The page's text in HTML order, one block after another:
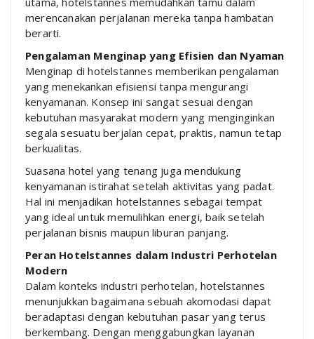
merencanakan perjalanan mereka tanpa hambatan
berarti.
Pengalaman Menginap yang Efisien dan Nyaman
Menginap di hotelstannes memberikan pengalaman
yang menekankan efisiensi tanpa mengurangi
kenyamanan. Konsep ini sangat sesuai dengan
kebutuhan masyarakat modern yang menginginkan
segala sesuatu berjalan cepat, praktis, namun tetap
berkualitas.
Suasana hotel yang tenang juga mendukung
kenyamanan istirahat setelah aktivitas yang padat.
Hal ini menjadikan hotelstannes sebagai tempat
yang ideal untuk memulihkan energi, baik setelah
perjalanan bisnis maupun liburan panjang.
Peran Hotelstannes dalam Industri Perhotelan
Modern
Dalam konteks industri perhotelan, hotelstannes
menunjukkan bagaimana sebuah akomodasi dapat
beradaptasi dengan kebutuhan pasar yang terus
berkembang. Dengan menggabungkan layanan